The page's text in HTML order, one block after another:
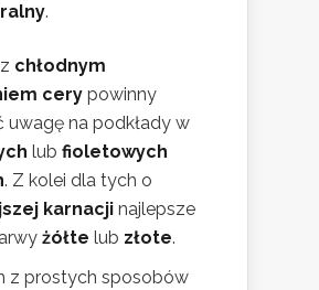
.
chłodnym
cery powinny
uwagę na podkłady w
lub fioletowych
. Z kolei dla tych o
karnacji najlepsze
żółte lub złote.
z prostych sposobów